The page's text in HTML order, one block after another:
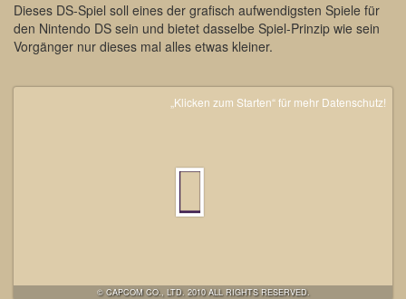
Dieses DS-Spiel soll eines der grafisch aufwendigsten Spiele für
den Nintendo DS sein und bietet dasselbe Spiel-Prinzip wie sein
Vorgänger nur dieses mal alles etwas kleiner.
„Klicken zum Starten“ für mehr Datenschutz!
© CAPCOM CO., LTD. 2010 ALL RIGHTS RESERVED.